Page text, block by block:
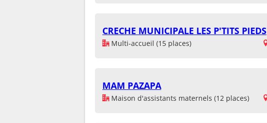
CRECHE MUNICIPALE LES P'TITS PIEDS
Multi-accueil (15 places)
MAM PAZAPA
Maison d'assistants maternels (12 places)